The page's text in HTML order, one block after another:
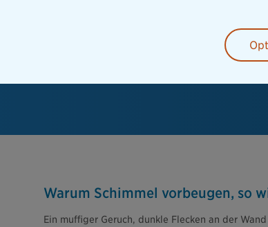
Warum Schimmel vorbeugen, so
Ein muffiger Geruch, dunkle Flecken an der